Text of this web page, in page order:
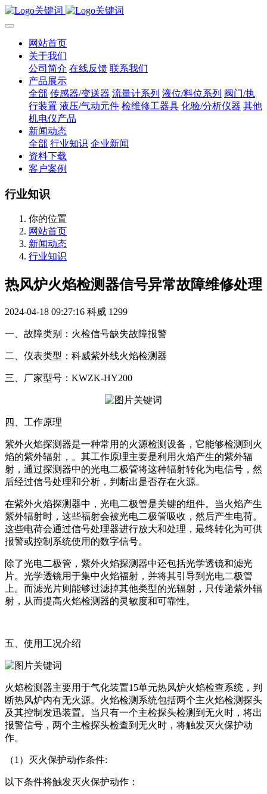
网站首页
关于我们
公司简介 在线反馈 联系我们
产品展示
全部 传感器/变送器 流量计系列 液位/料位系列 阀门/执
行装置 液压/气动元件 检维修工器具 化验/分析仪器 其他
机电仪产品
新闻动态
全部 行业知识 企业新闻
资料下载
客户案例
行业知识
你的位置
网站首页
新闻动态
行业知识
热风炉火焰检测器信号异常故障维修处理
2024-04-18 09:27:16 科威 1299
一、故障类别：火检信号缺失故障报警
二、仪表类型：科威紫外线火焰检测器
三、厂家型号：KWZK-HY200
四、工作原理
紫外火焰探测器是一种常用的火源检测设备，它能够检测到火
焰的紫外辐射，。其工作原理主要是利用火焰产生的紫外辐
射，通过探测器中的光电二极管将这种辐射转化为电信号，然
后经过信号处理和分析，判断出是否存在火源。
在紫外火焰探测器中，光电二极管是关键的组件。当火焰产生
紫外辐射时，这些福射会被光电二极管吸收，然后产生电荷。
这些电荷会通过信号处理器进行放大和处理，最终转化为可供
报警或控制系统使用的数字信号。
除了光电二极管，紫外火焰探测器中还包括光学透镜和滤光
片。光学透镜用于集中火焰福射，并将其引导到光电二极管
上。而滤光片则能够过滤掉其他类型的光辐射，只传递紫外辐
射，从而提高火焰检测器的灵敏度和可靠性。
五、使用工况介绍
火焰检测器主要用于气化装置15单元热风炉火焰检查系统，判
断热风炉内有无火源。火焰检测系统包括两个主火焰检测探头
及其控制发迅装置。当只有一个主检探头检测到无火时，将出
报警信号，两个主检探头检查到无火时，将触发灭火保护动
作。
（1）灭火保护动作条件:
以下条件将触发灭火保护动作：